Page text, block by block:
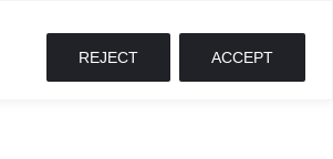
REJECT ACCEPT